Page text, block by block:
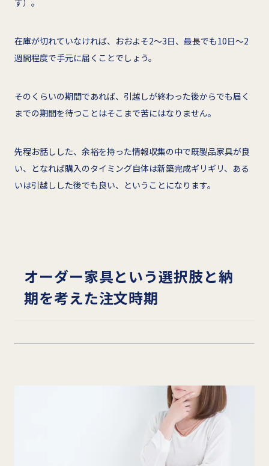
在庫が切れていなければ、おおよそ2～3日、最長でも10日～2
週間程度で手元に届くことでしょう。
そのくらいの期間であれば、引越しが終わった後からでも届く
までの期間を待つことはそこまで苦にはなりません。
先程お話しした、余裕を持った情報収集の中で既製品家具が良
い、となれば購入のタイミング自体は新築完成ギリギリ、ある
いは引越しした後でも良い、ということになります。
オーダー家具という選択肢と納
期を考えた注文時期